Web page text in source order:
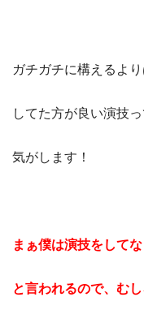
ガチガチに構えるよ
してた方が良い演技
気がします！
まぁ僕は演技をして
と言われるので、む